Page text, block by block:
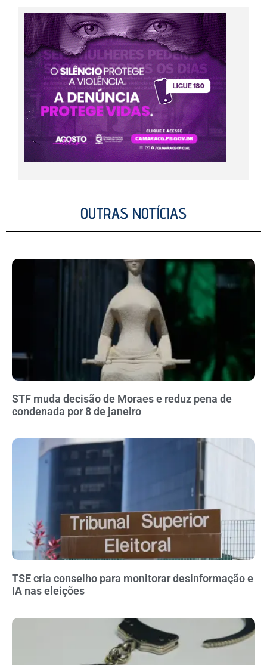
OUTRAS NOTÍCIAS
STF muda decisão de Moraes e reduz pena de
condenada por 8 de janeiro
TSE cria conselho para monitorar desinformação e
IA nas eleições